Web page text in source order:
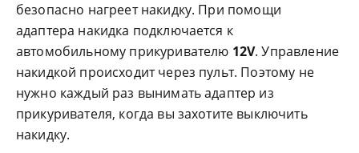
безопасно нагреет накидку. При помощи
адаптера накидка подключается к
автомобильному прикуривателю 12V. Управление
накидкой происходит через пульт. Поэтому не
нужно каждый раз вынимать адаптер из
прикуривателя, когда вы захотите выключить
накидку.